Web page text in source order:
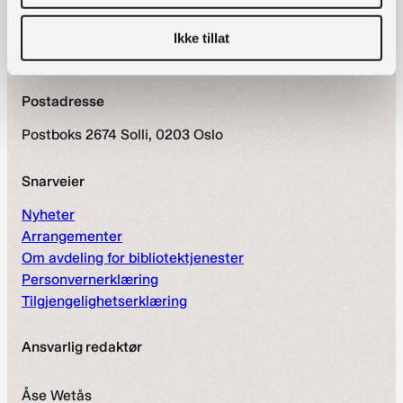
Ikke tillat
nett.bibliotekutvikling@nb.no
Postadresse
Postboks 2674 Solli, 0203 Oslo
Snarveier
Nyheter
Arrangementer
Om avdeling for bibliotektjenester
Personvernerklæring
Tilgjengelighetserklæring
Ansvarlig redaktør
Åse Wetås